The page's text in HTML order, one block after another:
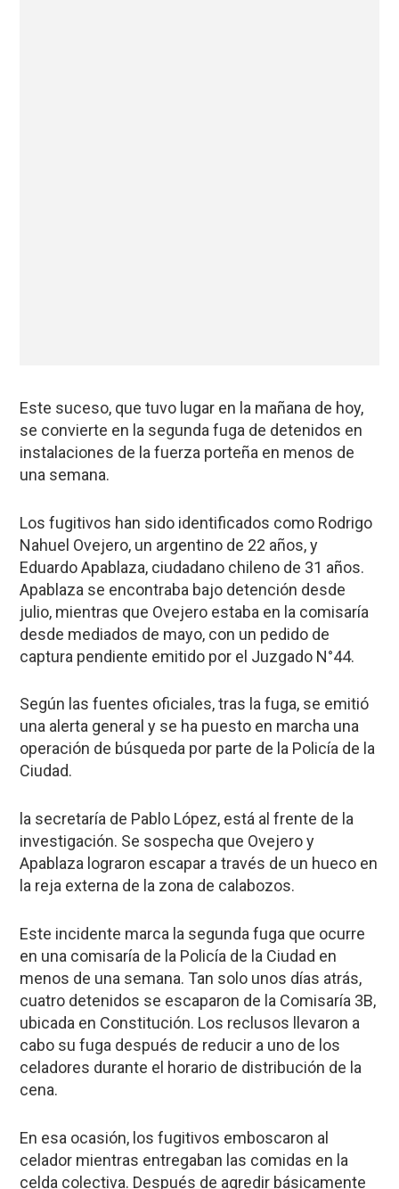
Este suceso, que tuvo lugar en la mañana de hoy,
se convierte en la segunda fuga de detenidos en
instalaciones de la fuerza porteña en menos de
una semana.
Los fugitivos han sido identificados como Rodrigo
Nahuel Ovejero, un argentino de 22 años, y
Eduardo Apablaza, ciudadano chileno de 31 años.
Apablaza se encontraba bajo detención desde
julio, mientras que Ovejero estaba en la comisaría
desde mediados de mayo, con un pedido de
captura pendiente emitido por el Juzgado N°44.
Según las fuentes oficiales, tras la fuga, se emitió
una alerta general y se ha puesto en marcha una
operación de búsqueda por parte de la Policía de la
Ciudad.
la secretaría de Pablo López, está al frente de la
investigación. Se sospecha que Ovejero y
Apablaza lograron escapar a través de un hueco en
la reja externa de la zona de calabozos.
Este incidente marca la segunda fuga que ocurre
en una comisaría de la Policía de la Ciudad en
menos de una semana. Tan solo unos días atrás,
cuatro detenidos se escaparon de la Comisaría 3B,
ubicada en Constitución. Los reclusos llevaron a
cabo su fuga después de reducir a uno de los
celadores durante el horario de distribución de la
cena.
En esa ocasión, los fugitivos emboscaron al
celador mientras entregaban las comidas en la
celda colectiva. Después de agredir básicamente